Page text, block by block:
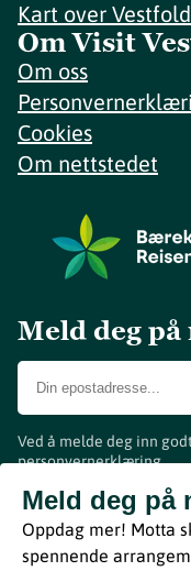
Kart over Vestfold
Om Visit
Om oss
Cookies
Om nettstedet
Meld deg
Ved å melde deg inn
personvernerklæring.
Meld deg på
Oppdag mer! Motta
spennende
Turistinformasjon
Vestfold